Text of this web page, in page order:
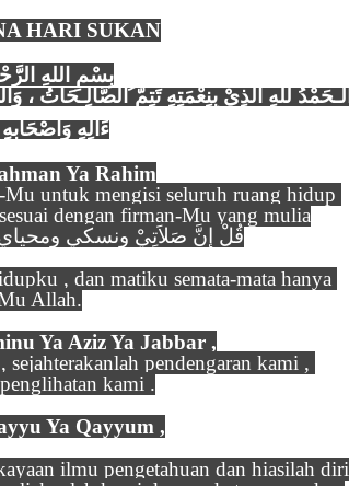
HARI SUKAN
بِسْمِ اللهِ
ءَألِهِ
Ya Rahim,
untuk mengisi seluruh ruang hidup
dengan firman-Mu yang mulia :
قُلْ إِنَّ صَلاَتِيْ ونسكي ومحياي
, dan matiku semata-mata hanya
Allah.
Ya Aziz Ya Jabbar ,
pendengaran kami ,
kami .
Ya Qayyum ,
ilmu pengetahuan dan hiasilah diri